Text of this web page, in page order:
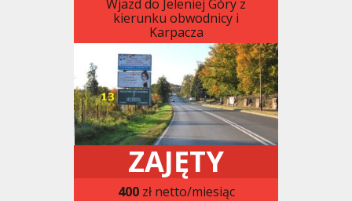
Wjazd do Jeleniej Góry z
kierunku obwodnicy i
Karpacza
ZAJĘTY
400zł netto/miesiąc